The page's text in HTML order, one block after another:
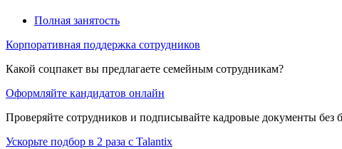
Полная занятость
Корпоративная поддержка сотрудников
Какой соцпакет вы предлагаете семейным сотрудникам?
Оформляйте кандидатов онлайн
Проверяйте сотрудников и подписывайте кадровые документы без
Ускорьте подбор в 2 раза с Talantix